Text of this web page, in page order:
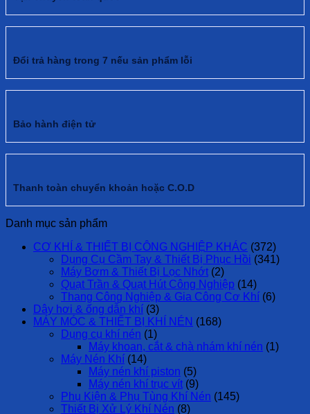
Đổi trả hàng trong 7 nếu sản phẩm lỗi
Bảo hành điện tử
Thanh toàn chuyển khoản hoặc C.O.D
Danh mục sản phẩm
CƠ KHÍ & THIẾT BỊ CÔNG NGHIỆP KHÁC (372)
Dụng Cụ Cầm Tay & Thiết Bị Phục Hồi (341)
Máy Bơm & Thiết Bị Lọc Nhớt (2)
Quạt Trần & Quạt Hút Công Nghiệp (14)
Thang Công Nghiệp & Gia Công Cơ Khí (6)
Dây hơi & ống dẫn khí (3)
MÁY MÓC & THIẾT BỊ KHÍ NÉN (168)
Dụng cụ khí nén (1)
Máy khoan, cắt & chà nhám khí nén (1)
Máy Nén Khí (14)
Máy nén khí piston (5)
Máy nén khí trục vít (9)
Phụ Kiện & Phụ Tùng Khí Nén (145)
Thiết Bị Xử Lý Khí Nén (8)